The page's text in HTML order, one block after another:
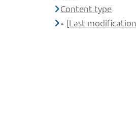
Content type
[Last